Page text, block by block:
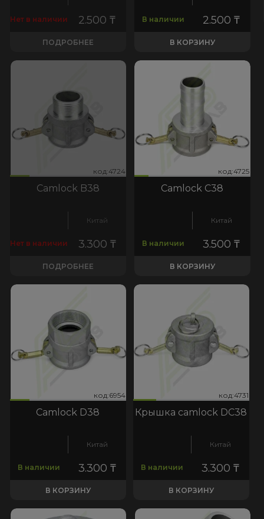
Нет в наличии 2.500₸
ПОДРОБНЕЕ
В наличии 2.500₸
В КОРЗИНУ
код:4724 код:4724
Camlock B38
Китай
Нет в наличии 3.300 ₸
ПОДРОБНЕЕ
код:4725 код:4725
Camlock С38
Китай
В наличии 3.500₸
В КОРЗИНУ
код:6954 код:6954
Camlock D38
Китай
В наличии 3.300 ₸
В КОРЗИНУ
код:4731 код:4731
Крышка camlock DC38
Китай
В наличии 3.300 ₸
В КОРЗИНУ